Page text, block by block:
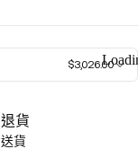
$3,026.00
貨
貨